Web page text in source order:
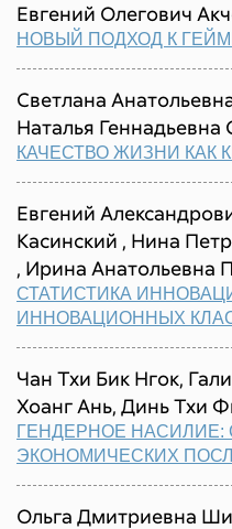
Евгений Олегович
НОВЫЙ ПОДХОД К
Светлана
Наталья
КАЧЕСТВО ЖИЗНИ КАК
Евгений
Касинский , Нина
, Ирина Анатольевна
СТАТИСТИКА
ИННОВАЦИОННЫХ
Чан Тхи Бик Нгок,
Хоанг Ань, Динь Тхи
ГЕНДЕРНОЕ НАСИЛИЕ:
ЭКОНОМИЧЕСКИХ
Ольга Дмитриевна